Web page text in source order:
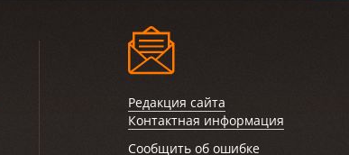
Редакция сайта
Контактная информация
Сообщить об ошибке